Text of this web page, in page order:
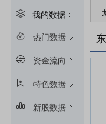
我的数据
热门数据
资金流向
特色数据
新股数据